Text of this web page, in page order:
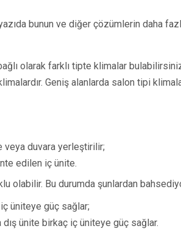
bunun ve diğer çözümlerin daha
olarak farklı tipte klimalar
Geniş alanlarda salon tipi
veya duvara yerleştirilir;
edilen iç ünite.
olabilir. Bu durumda şunlardan
üniteye güç sağlar;
ünite birkaç iç üniteye güç sağlar.